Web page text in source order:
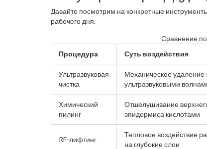
Давайте посмотрим на конкретные
рабочего дня.
Сравнение
Процедура
Суть воздействия
Ультразвуковая
чистка
Механическое удаление
ультразвуковыми
Химический
пилинг
Отшелушивание
эпидермиса кислотами
RF-лифтинг
Тепловое воздействие
на глубокие слои